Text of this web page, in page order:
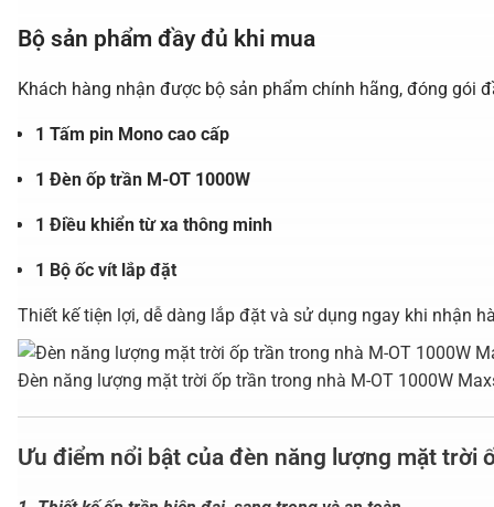
Bộ sản phẩm đầy đủ khi mua
Khách hàng nhận được bộ sản phẩm chính hãng, đóng gói
1 Tấm pin Mono cao cấp
1 Đèn ốp trần M-OT 1000W
1 Điều khiển từ xa thông minh
1 Bộ ốc vít lắp đặt
Thiết kế tiện lợi, dễ dàng lắp đặt và sử dụng ngay khi nhận
Đèn năng lượng mặt trời ốp trần trong nhà M-OT 1000W
Ưu điểm nổi bật của đèn năng lượng mặt trời